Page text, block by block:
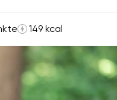
149 kcal